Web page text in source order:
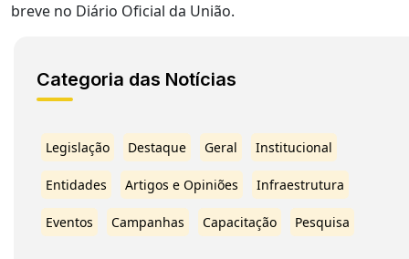
breve no Diário Oficial da União.
Categoria das Notícias
Legislação Destaque Geral Institucional
Entidades Artigos e Opiniões Infraestrutura
Eventos Campanhas Capacitação Pesquisa